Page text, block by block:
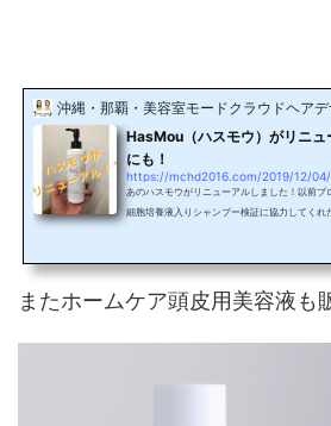
沖縄・那覇・美容室モードクラウドヘアデ
HasMou（ハスモウ）がリニュ
にも！
https://mchd2016.com/2019/12/
あのハスモウがリニューアルしました！以前
細胞培養液入りシャンプー検証に協力してくれ
で、シャンプーして、2〜3分放置、流し、リ
のリキッドも不要でそのままドライヤー！乾
リニューアルでアルガンオイルも入っているの
またホームケア頭皮用美容液も